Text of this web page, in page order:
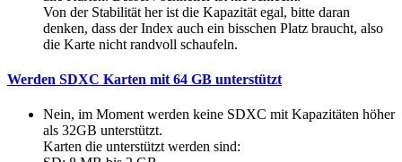
Von der Stabilität her ist die Kapazität egal, bitte daran
denken, dass der Index auch ein bisschen Platz braucht, also
die Karte nicht randvoll schaufeln.
Werden SDXC Karten mit 64 GB unterstützt
Nein, im Moment werden keine SDXC mit Kapazitäten höher
als 32GB unterstützt.
Karten die unterstützt werden sind: